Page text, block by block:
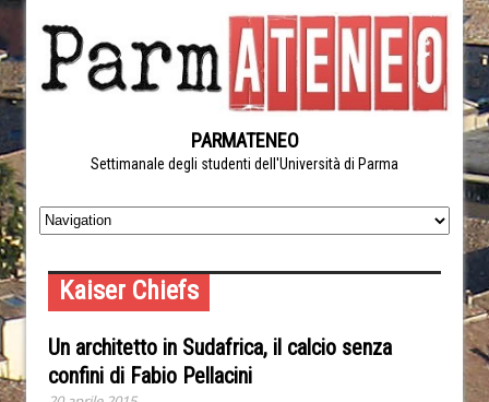
PARMATENEO
Settimanale degli studenti dell'Università di Parma
Kaiser Chiefs
Un architetto in Sudafrica, il calcio senza
confini di Fabio Pellacini